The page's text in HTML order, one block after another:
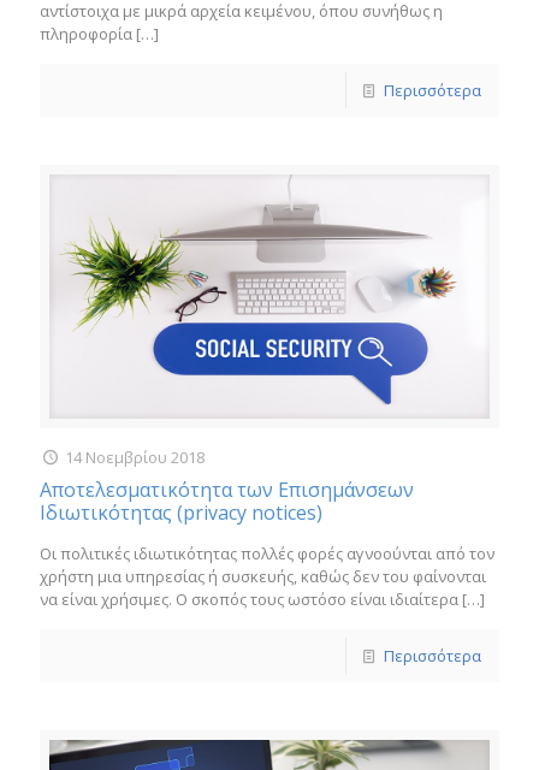
αντίστοιχα με μικρά αρχεία κειμένου, όπου συνήθως η
πληροφορία […]
Περισσότερα
14 Νοεμβρίου 2018
Αποτελεσματικότητα των Επισημάνσεων
Ιδιωτικότητας (privacy notices)
Οι πολιτικές ιδιωτικότητας πολλές φορές αγνοούνται από τον
χρήστη μια υπηρεσίας ή συσκευής, καθώς δεν του φαίνονται
να είναι χρήσιμες. Ο σκοπός τους ωστόσο είναι ιδιαίτερα […]
Περισσότερα